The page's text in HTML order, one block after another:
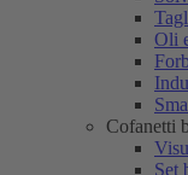
Oli
Cofanetti
Set